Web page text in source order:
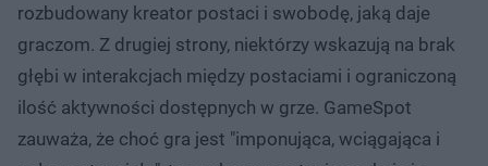
rozbudowany kreator postaci i swobodę, jaką daje
graczom. Z drugiej strony, niektórzy wskazują na brak
głębi w interakcjach między postaciami i ograniczoną
ilość aktywności dostępnych w grze. GameSpot
zauważa, że choć gra jest "imponująca, wciągająca i